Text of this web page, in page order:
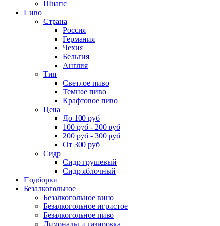
Шнапс
Пиво
Страна
Россия
Германия
Чехия
Бельгия
Англия
Тип
Светлое пиво
Темное пиво
Крафтовое пиво
Цена
До 100 руб
100 руб - 200 руб
200 руб - 300 руб
От 300 руб
Сидр
Сидр грушевый
Сидр яблочный
Подборки
Безалкогольное
Безалкогольное вино
Безалкогольное игристое
Безалкогольное пиво
Лимонады и газировка